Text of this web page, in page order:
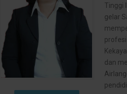
Tinggi
gelar
dan